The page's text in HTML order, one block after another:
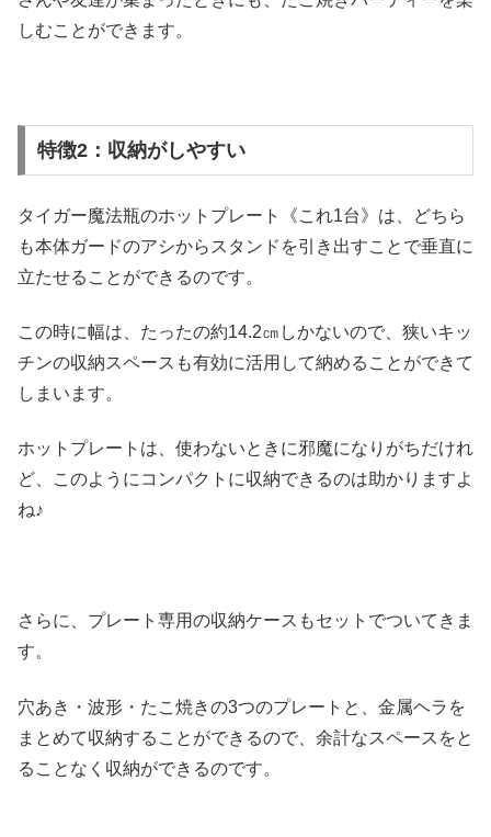
しむことができます。
特徴2：収納がしやすい
タイガー魔法瓶のホットプレート《これ1台》は、どちら
も本体ガードのアシからスタンドを引き出すことで垂直に
立たせることができるのです。
この時に幅は、たったの約14.2㎝しかないので、狭いキッ
チンの収納スペースも有効に活用して納めることができて
しまいます。
ホットプレートは、使わないときに邪魔になりがちだけれ
ど、このようにコンパクトに収納できるのは助かりますよ
ね♪
さらに、プレート専用の収納ケースもセットでついてきま
す。
穴あき・波形・たこ焼きの3つのプレートと、金属ヘラを
まとめて収納することができるので、余計なスペースをと
ることなく収納ができるのです。